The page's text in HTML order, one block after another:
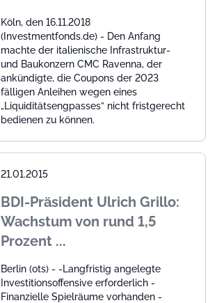
Köln, den 16.11.2018
(Investmentfonds.de) - Den Anfang
machte der italienische Infrastruktur-
und Baukonzern CMC Ravenna, der
ankündigte, die Coupons der 2023
fälligen Anleihen wegen eines
„Liquiditätsengpasses” nicht fristgerecht
bedienen zu können.
21.01.2015
BDI-Präsident Ulrich Grillo:
Wachstum von rund 1,5
Prozent ...
Berlin (ots) - -Langfristig angelegte
Investitionsoffensive erforderlich -
Finanzielle Spielräume vorhanden -